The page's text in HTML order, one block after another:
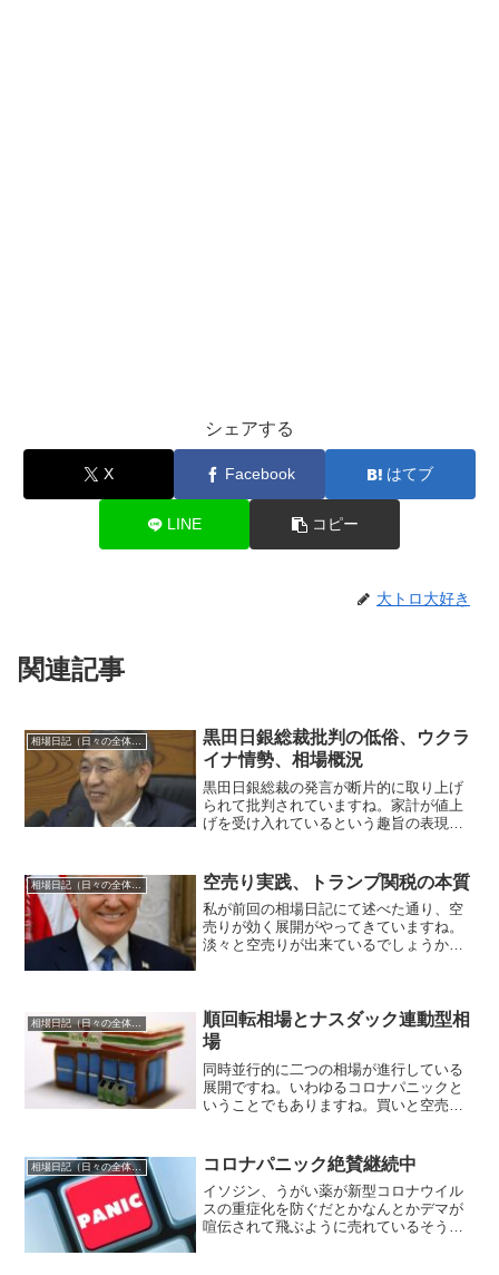
シェアする
X Facebook はてブ
LINE コピー
大トロ大好き
関連記事
黒田日銀総裁批判の低俗、ウクラ
イナ情勢、相場概況
黒田日銀総裁の発言が断片的に取り上げ
られて批判されていますね。家計が値上
げを受け入れているという趣旨の表現が
ているといった判断をしたと取られてし
まうことで陳謝して発言撤...
空売り実践、トランプ関税の本質
私が前回の相場日記にて述べた通り、空
売りが効く展開がやってきていますね。
淡々と空売りが出来ているでしょうか
すが、財務省主導による石破...
順回転相場とナスダック連動型相
場
同時並行的に二つの相場が進行している
展開ですね。いわゆるコロナパニックと
いうことでもありますね。買いと空売り
ておりますし、二極化といったことは
日々起こり続けている、つま...
相場日記（日々の全体相場観） コロナパニック絶賛継続中
イソジン、うがい薬が新型コロナウイル
スの重症化を防ぐだとかなんとかデマが
喧伝されて飛ぶように売れているそうで